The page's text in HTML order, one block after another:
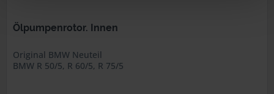
Ölpumpenrotor. Innen
Original BMW Neuteil
BMW R 50/5, R 60/5, R 75/5